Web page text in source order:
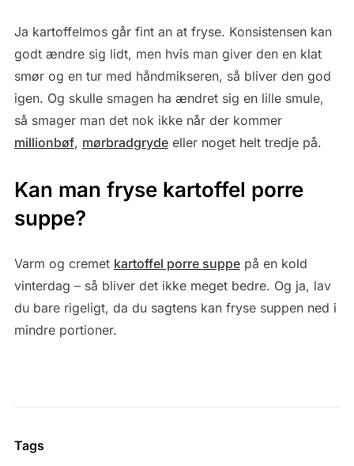
Ja kartoffelmos går fint an at fryse. Konsistensen kan
godt ændre sig lidt, men hvis man giver den en klat
smør og en tur med håndmikseren, så bliver den god
igen. Og skulle smagen ha ændret sig en lille smule,
så smager man det nok ikke når der kommer
millionbøf, mørbradgrydeeller noget helt tredje på.
Kan man fryse kartoffel porre
suppe?
Varm og cremet kartoffel porre suppepå en kold
vinterdag – så bliver det ikke meget bedre. Og ja, lav
du bare rigeligt, da du sagtens kan fryse suppen ned i
mindre portioner.
Tags